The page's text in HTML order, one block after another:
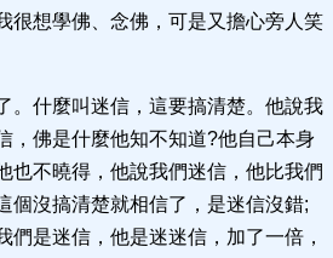
很想學佛、念佛，可是又擔心旁人笑
。什麼叫迷信，這要搞清楚。他說我
，佛是什麼他知不知道?他自己本身
也不曉得，他說我們迷信，他比我們
個沒搞清楚就相信了，是迷信沒錯;
們是迷信，他是迷迷信，加了一倍，